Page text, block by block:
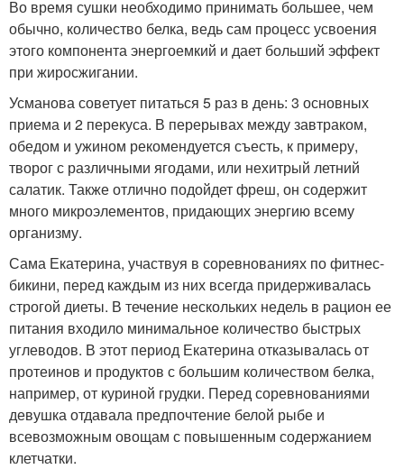
Во время сушки необходимо принимать большее, чем
обычно, количество белка, ведь сам процесс усвоения
этого компонента энергоемкий и дает больший эффект
при жиросжигании.
Усманова советует питаться 5 раз в день: 3 основных
приема и 2 перекуса. В перерывах между завтраком,
обедом и ужином рекомендуется съесть, к примеру,
творог с различными ягодами, или нехитрый летний
салатик. Также отлично подойдет фреш, он содержит
много микроэлементов, придающих энергию всему
организму.
Сама Екатерина, участвуя в соревнованиях по фитнес-
бикини, перед каждым из них всегда придерживалась
строгой диеты. В течение нескольких недель в рацион ее
питания входило минимальное количество быстрых
углеводов. В этот период Екатерина отказывалась от
протеинов и продуктов с большим количеством белка,
например, от куриной грудки. Перед соревнованиями
девушка отдавала предпочтение белой рыбе и
всевозможным овощам с повышенным содержанием
клетчатки.